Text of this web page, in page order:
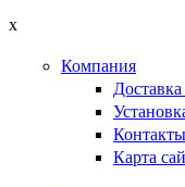
x
Компания
Контакты
Карта